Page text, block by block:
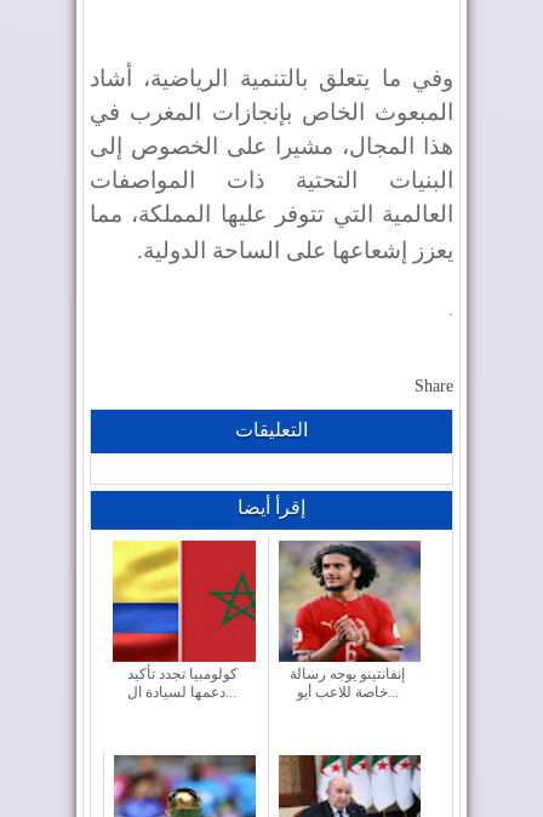
وفي ما يتعلق بالتنمية الرياضية، أشاد
المبعوث الخاص بإنجازات المغرب في
هذا المجال، مشيرا على الخصوص إلى
البنيات التحتية ذات المواصفات
العالمية التي تتوفر عليها المملكة، مما
يعزز إشعاعها على الساحة الدولية.
.
Share
التعليقات
إقرأ أيضا
كولومبيا تجدد تأكيد
دعمها لسيادة ال...
إنفانتينو يوجه رسالة
خاصة للاعب أيو...